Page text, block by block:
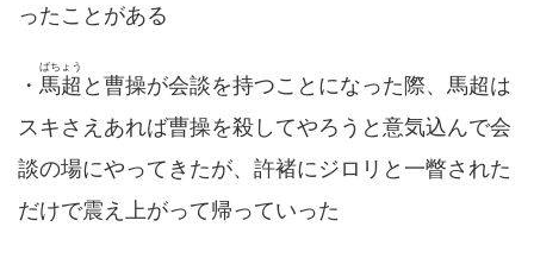
ったことがある
・ 馬超
ばちょう
と曹操が会談を持つことになった際、馬超は
スキさえあれば曹操を殺してやろうと意気込んで会
談の場にやってきたが、許褚にジロリと一瞥された
だけで震え上がって帰っていった